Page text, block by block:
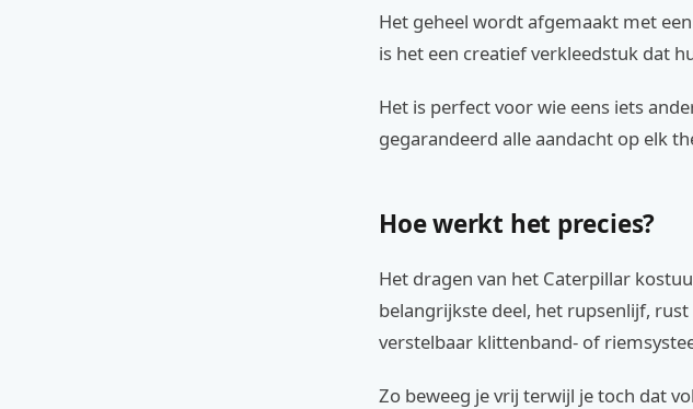
Het geheel wordt afgemaakt met
is het een creatief verkleedstuk dat
Het is perfect voor wie eens iets
gegarandeerd alle aandacht op elk
Hoe werkt het precies?
Het dragen van het Caterpillar
belangrijkste deel, het rupsenlijf,
verstelbaar klittenband- of
Zo beweeg je vrij terwijl je toch dat